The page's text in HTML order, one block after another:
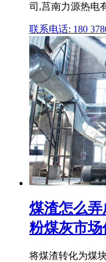
司,莒南力源热电
联系电话: 180
煤渣怎么
粉煤灰市场
将煤渣转化为煤